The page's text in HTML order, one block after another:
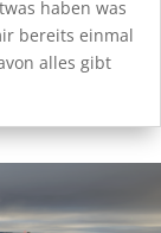
haben was
bereits einmal
alles gibt